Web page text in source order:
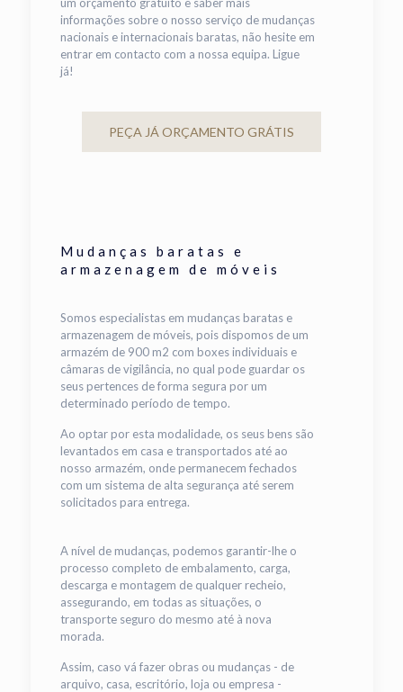
informações sobre o nosso serviço de mudanças
nacionais e internacionais baratas, não hesite em
entrar em contacto com a nossa equipa. Ligue
já!
PEÇA JÁ ORÇAMENTO GRÁTIS
Mudanças baratas e
armazenagem de móveis
Somos especialistas em mudanças baratas e
armazenagem de móveis, pois dispomos de um
armazém de 900 m2 com boxes individuais e
câmaras de vigilância, no qual pode guardar os
seus pertences de forma segura por um
determinado período de tempo.
Ao optar por esta modalidade, os seus bens são
levantados em casa e transportados até ao
nosso armazém, onde permanecem fechados
com um sistema de alta segurança até serem
solicitados para entrega.
A nível de mudanças, podemos garantir-lhe o
processo completo de embalamento, carga,
descarga e montagem de qualquer recheio,
assegurando, em todas as situações, o
transporte seguro do mesmo até à nova
morada.
Assim, caso vá fazer obras ou mudanças - de
arquivo, casa, escritório, loja ou empresa -